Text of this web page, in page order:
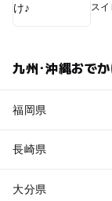
ス
九州･沖縄おで
福岡県
長崎県
大分県